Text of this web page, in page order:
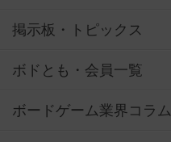
掲示板・トピックス
ボドとも・会員一覧
ボードゲーム業界コラム